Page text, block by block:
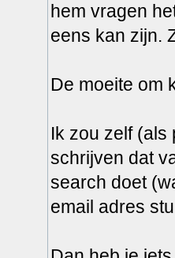
hem vragen
eens kan zijn.
De moeite om
Ik zou zelf
schrijven dat
search doet
email adres